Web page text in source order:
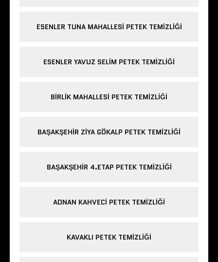
ESENLER TUNA MAHALLESI PETEK TEMIZLIĞI
ESENLER YAVUZ SELIM PETEK TEMIZLIĞI
BIRLIK MAHALLESI PETEK TEMIZLIĞI
BAŞAKŞEHIR ZIYA GÖKALP PETEK TEMIZLIĞI
BAŞAKŞEHIR 4.ETAP PETEK TEMIZLIĞI
ADNAN KAHVECI PETEK TEMIZLIĞI
KAVAKLI PETEK TEMIZLIĞI